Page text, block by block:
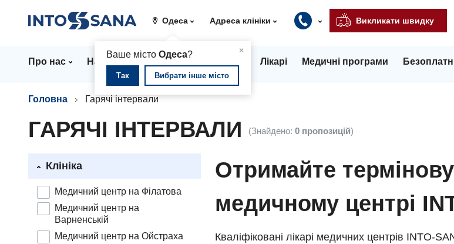
Одеса
×
Ваше містоОдеса?
Так Вибрати інше місто
Адреса клініки Викликати швидку
Про нас Напрямки Стаціонар Лікарі Медичні програми
Головна Гарячі інтервали
ГАРЯЧІ ІНТЕРВАЛИ (Знайдено: 0 пропозицій)
Клініка
Медичний центр на Філатова
Медичний центр на
Варненській
Медичний центр на Ойстраха
Отримайте
медичному центрі
Кваліфіковані лікарі медичних центрів INTO-